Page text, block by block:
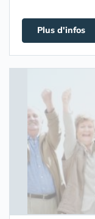
Plus d'infos